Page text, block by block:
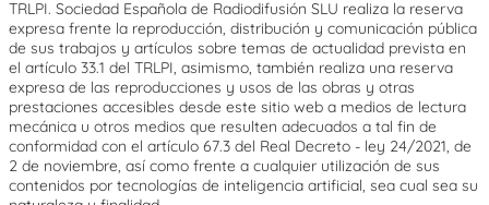
TRLPI. Sociedad Española de Radiodifusión SLU realiza la reserva
expresa frente la reproducción, distribución y comunicación pública
de sus trabajos y artículos sobre temas de actualidad prevista en
el artículo 33.1 del TRLPI, asimismo, también realiza una reserva
expresa de las reproducciones y usos de las obras y otras
prestaciones accesibles desde este sitio web a medios de lectura
mecánica u otros medios que resulten adecuados a tal fin de
conformidad con el artículo 67.3 del Real Decreto - ley 24/2021, de
2 de noviembre, así como frente a cualquier utilización de sus
contenidos por tecnologías de inteligencia artificial, sea cual sea su